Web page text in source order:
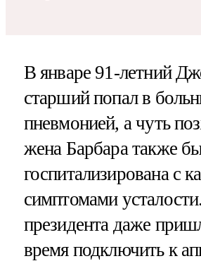
В январе 91-летний
старший попал в
пневмонией, а чуть
жена Барбара также
госпитализирована с
симптомами
президента даже
время подключить к